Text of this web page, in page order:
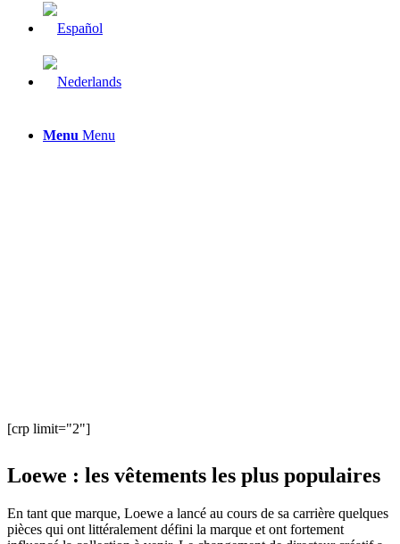
Menu Menu
[crp limit="2"]
Loewe : les vêtements les plus populaires
En tant que marque, Loewe a lancé au cours de sa carrière quelques
pièces qui ont littéralement défini la marque et ont fortement